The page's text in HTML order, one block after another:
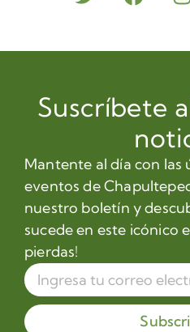
Suscríbete
Mantente al día con las
eventos de
nuestro boletín y
sucede en este icónico
pierdas!